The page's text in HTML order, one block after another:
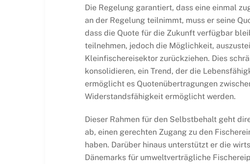
Die Regelung garantiert, dass eine einmal
an der Regelung teilnimmt, muss er seine
dass die Quote für die Zukunft verfügbar
teilnehmen, jedoch die Möglichkeit,
Kleinfischereisektor zurückziehen. Dies
konsolidieren, ein Trend, der die
ermöglicht es Quotenübertragungen
Widerstandsfähigkeit ermöglicht werden.
Dieser Rahmen für den Selbstbehalt geht
ab, einen gerechten Zugang zu den
haben. Darüber hinaus unterstützt er die
Dänemarks für umweltverträgliche